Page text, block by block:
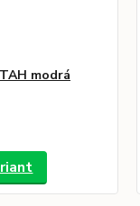
modrá